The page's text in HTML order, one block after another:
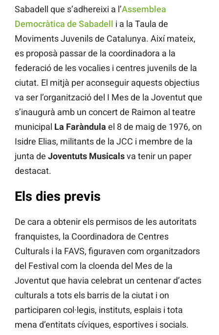
Sabadell que s’adhereixi a l’Assemblea
Democràtica de Sabadell i a la Taula de
Moviments Juvenils de Catalunya. Així mateix,
es proposà passar de la coordinadora a la
federació de les vocalies i centres juvenils de la
ciutat. El mitjà per aconseguir aquests objectius
va ser l’organització del I Mes de la Joventut que
s’inaugurà amb un concert de Raimon al teatre
municipal La Faràndula el 8 de maig de 1976, on
Isidre Elias, militants de la JCC i membre de la
junta de Joventuts Musicalsva tenir un paper
destacat.
Els dies previs
De cara a obtenir els permisos de les autoritats
franquistes, la Coordinadora de Centres
Culturals i la FAVS, figuraven com organitzadors
del Festival com la cloenda del Mes de la
Joventut que havia celebrat un centenar d’actes
culturals a tots els barris de la ciutat i on
participaren col·legis, instituts, esplais i tota
mena d’entitats cíviques, esportives i socials.